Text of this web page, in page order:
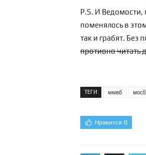
P.S. И Ведомости,
поменялось в
так и грабят. Без
противно читать
ТЕГИ ммвб
Нравится 0